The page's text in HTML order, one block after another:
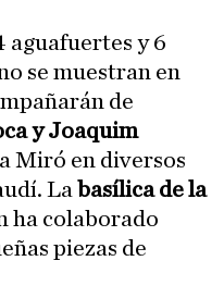
aguafuertes y 6
se muestran en
de
y Joaquim
Miró en diversos
La basílica de la
ha colaborado
piezas de